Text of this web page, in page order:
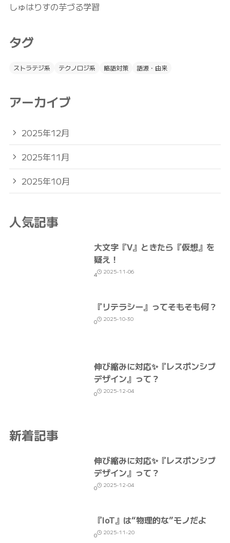
しゅはりすの芋づる学習
タグ
ストラテジ系 テクノロジ系 略語対策 語源・由来
アーカイブ
2025年12月
2025年11月
2025年10月
人気記事
大文字『V』ときたら『仮想』を
疑え！
4 2025-11-06
『リテラシー』ってそもそも何？
0 2025-10-30
伸び縮みに対応✨『レスポンシブ
デザイン』って？
0 2025-12-04
新着記事
伸び縮みに対応✨『レスポンシブ
デザイン』って？
0 2025-12-04
『IoT』は“物理的な”モノだよ
0 2025-11-20